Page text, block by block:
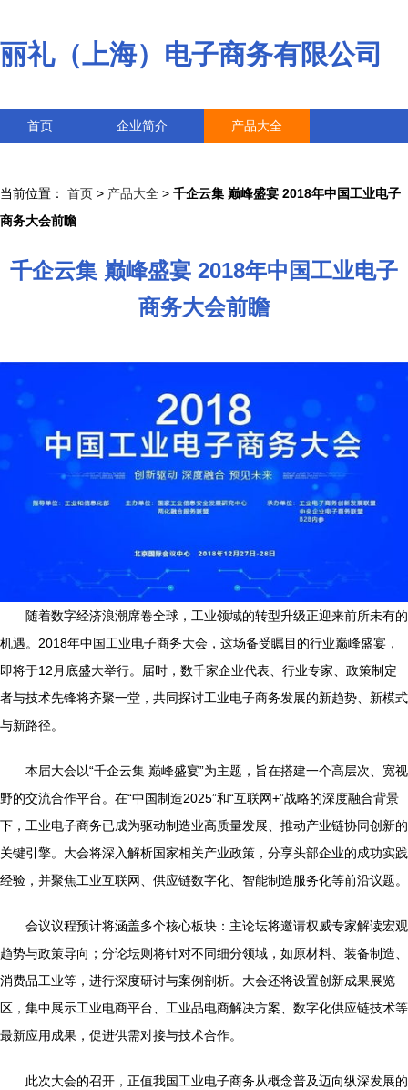
丽礼（上海）电子商务有限公司
首页 企业简介 产品大全
当前位置： 首页 > 产品大全 > 千企云集 巅峰盛宴 2018年中国工业电子
商务大会前瞻
千企云集 巅峰盛宴 2018年中国工业电子
商务大会前瞻
随着数字经济浪潮席卷全球，工业领域的转型升级正迎来前所未有的
机遇。2018年中国工业电子商务大会，这场备受瞩目的行业巅峰盛宴，
即将于12月底盛大举行。届时，数千家企业代表、行业专家、政策制定
者与技术先锋将齐聚一堂，共同探讨工业电子商务发展的新趋势、新模式
与新路径。
本届大会以“千企云集 巅峰盛宴”为主题，旨在搭建一个高层次、宽视
野的交流合作平台。在“中国制造2025”和“互联网+”战略的深度融合背景
下，工业电子商务已成为驱动制造业高质量发展、推动产业链协同创新的
关键引擎。大会将深入解析国家相关产业政策，分享头部企业的成功实践
经验，并聚焦工业互联网、供应链数字化、智能制造服务化等前沿议题。
会议议程预计将涵盖多个核心板块：主论坛将邀请权威专家解读宏观
趋势与政策导向；分论坛则将针对不同细分领域，如原材料、装备制造、
消费品工业等，进行深度研讨与案例剖析。大会还将设置创新成果展览
区，集中展示工业电商平台、工业品电商解决方案、数字化供应链技术等
最新应用成果，促进供需对接与技术合作。
此次大会的召开，正值我国工业电子商务从概念普及迈向纵深发展的